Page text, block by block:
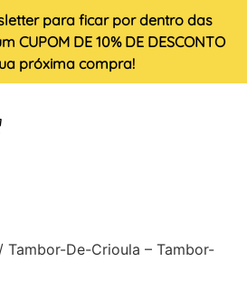
para ficar por dentro das
CUPOM DE 10% DE DESCONTO
próxima compra!
/ Tambor-De-Crioula – Tambor-